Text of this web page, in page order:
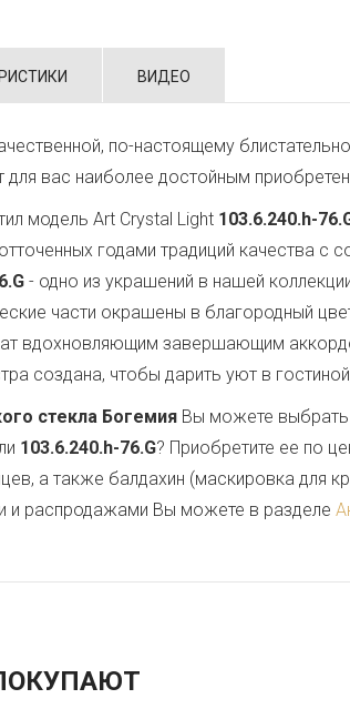
ВИДЕО
по-настоящему
для вас наиболее достойным
модель Art Crystal Light 103.6.240.h-
годами традиций качества
- одно из украшений в нашей
части окрашены в благородный
вдохновляющим завершающим
создана, чтобы дарить уют в
стекла Богемия Вы можете выбрать
103.6.240.h-76.G? Приобретите ее по
а также балдахин (маскировка для
и распродажами Вы можете в разделе